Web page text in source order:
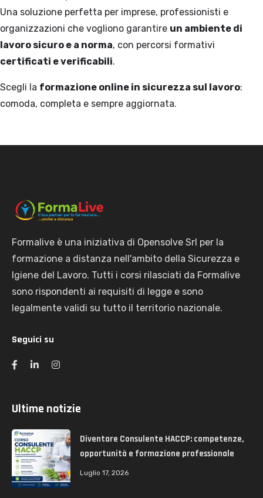
Una soluzione perfetta per imprese, professionisti e
organizzazioni che vogliono garantire un ambiente di
lavoro sicuro e a norma, con percorsi formativi
certificati e verificabili.
Scegli la formazione online in sicurezza sul lavoro:
comoda, completa e sempre aggiornata.
Formalive è una iniziativa di Opensolve Srl per la
formazione a distanza nell'ambito della Sicurezza e
Igiene del Lavoro. Tutti i corsi rilasciati da Formalive
sono rispondenti ai requisiti di legge e sono
legalmente validi su tutto il territorio nazionale.
Seguici su
Ultime notizie
Diventare Consulente HACCP: competenze,
opportunità e formazione professionale
Luglio 17, 2026